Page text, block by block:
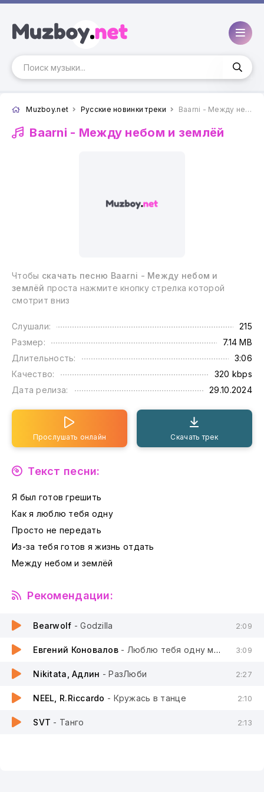
Muzboy.net Русские новинки треки Baarni - Между небом и землёй
Baarni - Между небом и землёй
Чтобы скачать песню Baarni - Между небом и
землёй проста нажмите кнопку стрелка которой
смотрит вниз
Слушали:
215
Размер:
7.14 MB
Длительность:
3:06
Качество:
320 kbps
Дата релиза:
29.10.2024
Прослушать онлайн Скачать трек
Текст песни:
Я был готов грешить
Как я люблю тебя одну
Просто не передать
Из-за тебя готов я жизнь отдать
Между небом и землёй
Рекомендации:
Bearwolf - Godzilla 2:09
Евгений Коновалов - Люблю тебя одну моя красивая 3:09
Nikitata, Адлин - РазЛюби 2:27
NEEL, R.Riccardo - Кружась в танце 2:10
SVT - Танго 2:13